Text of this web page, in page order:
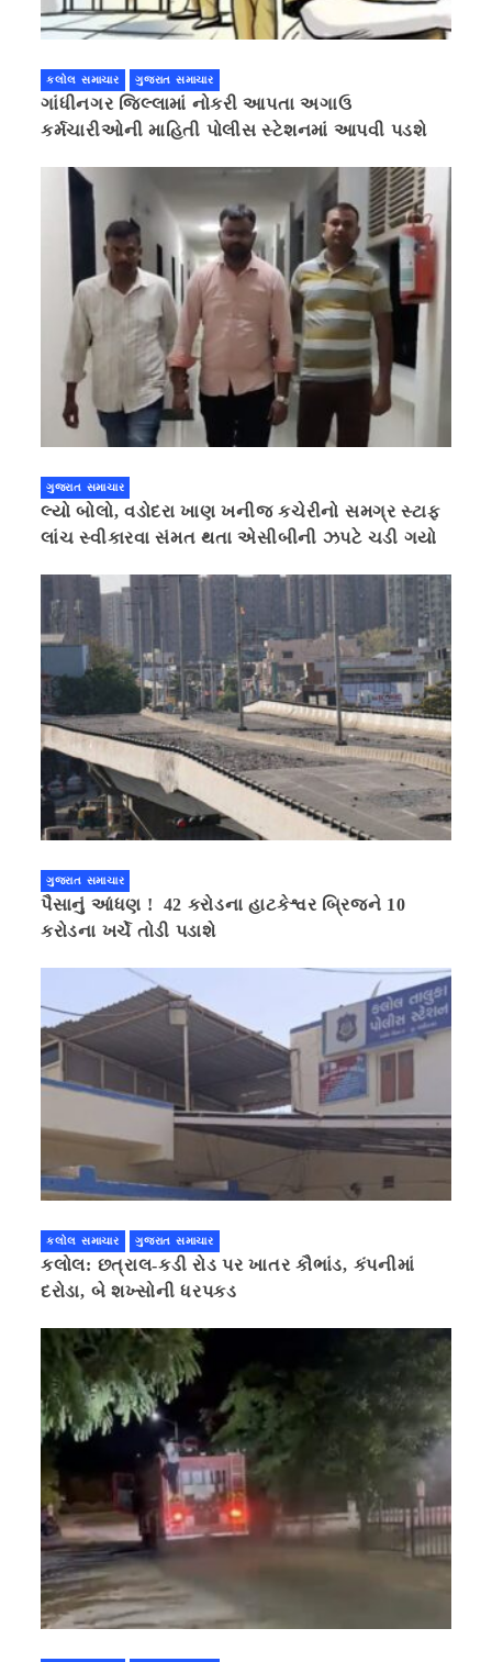
કલોલ સમાચાર ગુજરાત સમાચાર
ગાંધીનગર જિલ્લામાં નોકરી આપતા અગાઉ
કર્મચારીઓની માહિતી પોલીસ સ્ટેશનમાં આપવી પડશે
ગુજરાત સમાચાર
લ્યો બોલો, વડોદરા ખાણ ખનીજ કચેરીનો સમગ્ર સ્ટાફ
લાંચ સ્વીકારવા સંમત થતા એસીબીની ઝપટે ચડી ગયો
ગુજરાત સમાચાર
પૈસાનું આંધણ ! 42 કરોડના હાટકેશ્વર બ્રિજને 10
કરોડના ખર્ચે તોડી પડાશે
કલોલ સમાચાર ગુજરાત સમાચાર
કલોલ: છત્રાલ-કડી રોડ પર ખાતર કૌભાંડ, કંપનીમાં
દરોડા, બે શખ્સોની ધરપકડ